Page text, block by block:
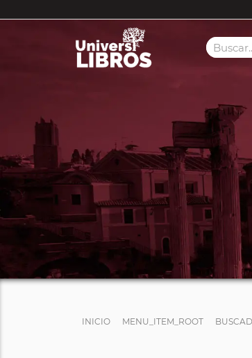
INICIO MENU_ITEM_ROOT